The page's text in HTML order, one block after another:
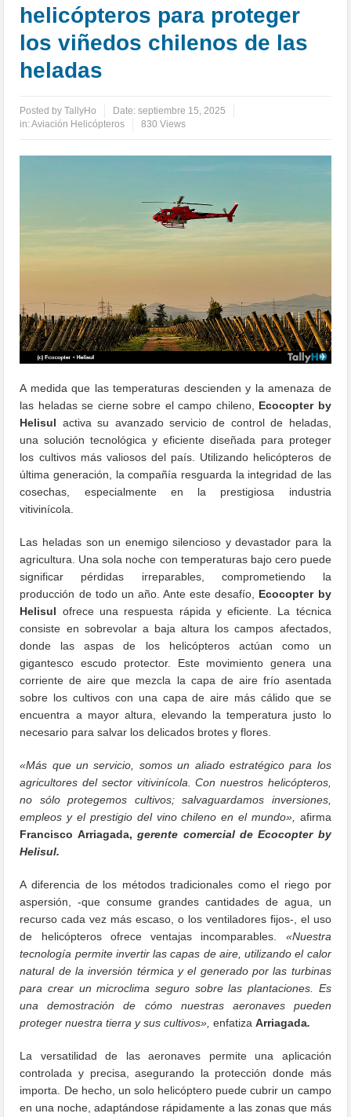
helicópteros para proteger
los viñedos chilenos de las
heladas
Posted byTallyHo Date:septiembre 15, 2025
in:Aviación Helicópteros 830 Views
A medida que las temperaturas descienden y la amenaza de
las heladas se cierne sobre el campo chileno, Ecocopter by
Helisul activa su avanzado servicio de control de heladas,
una solución tecnológica y eficiente diseñada para proteger
los cultivos más valiosos del país. Utilizando helicópteros de
última generación, la compañía resguarda la integridad de las
cosechas, especialmente en la prestigiosa industria
vitivinícola.
Las heladas son un enemigo silencioso y devastador para la
agricultura. Una sola noche con temperaturas bajo cero puede
significar pérdidas irreparables, comprometiendo la
producción de todo un año. Ante este desafío, Ecocopter by
Helisul ofrece una respuesta rápida y eficiente. La técnica
consiste en sobrevolar a baja altura los campos afectados,
donde las aspas de los helicópteros actúan como un
gigantesco escudo protector. Este movimiento genera una
corriente de aire que mezcla la capa de aire frío asentada
sobre los cultivos con una capa de aire más cálido que se
encuentra a mayor altura, elevando la temperatura justo lo
necesario para salvar los delicados brotes y flores.
«Más que un servicio, somos un aliado estratégico para los
agricultores del sector vitivinícola. Con nuestros helicópteros,
no sólo protegemos cultivos; salvaguardamos inversiones,
empleos y el prestigio del vino chileno en el mundo», afirma
Francisco Arriagada, gerente comercial de Ecocopter by
Helisul.
A diferencia de los métodos tradicionales como el riego por
aspersión, -que consume grandes cantidades de agua, un
recurso cada vez más escaso, o los ventiladores fijos-, el uso
de helicópteros ofrece ventajas incomparables. «Nuestra
tecnología permite invertir las capas de aire, utilizando el calor
natural de la inversión térmica y el generado por las turbinas
para crear un microclima seguro sobre las plantaciones. Es
una demostración de cómo nuestras aeronaves pueden
proteger nuestra tierra y sus cultivos»,enfatizaArriagada.
La versatilidad de las aeronaves permite una aplicación
controlada y precisa, asegurando la protección donde más
importa. De hecho, un solo helicóptero puede cubrir un campo
en una noche, adaptándose rápidamente a las zonas que más